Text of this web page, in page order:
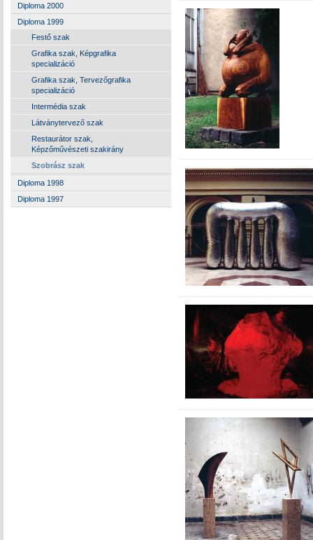
Diploma 2000
Diploma 1999
Festő szak
Grafika szak, Képgrafika
specializáció
Grafika szak, Tervezőgrafika
specializáció
Intermédia szak
Látványtervező szak
Restaurátor szak,
Képzőművészeti szakirány
Szobrász szak
Diploma 1998
Diploma 1997